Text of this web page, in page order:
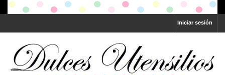
Iniciar sesión